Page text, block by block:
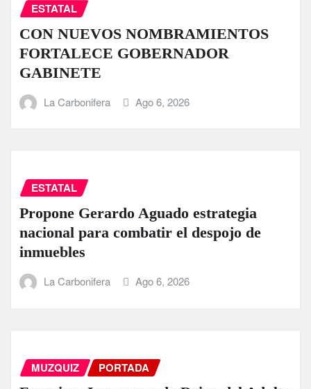
ESTATAL
CON NUEVOS NOMBRAMIENTOS
FORTALECE GOBERNADOR
GABINETE
La Carbonifera Ago 6, 2026
ESTATAL
Propone Gerardo Aguado estrategia
nacional para combatir el despojo de
inmuebles
La Carbonifera Ago 6, 2026
MUZQUIZ PORTADA